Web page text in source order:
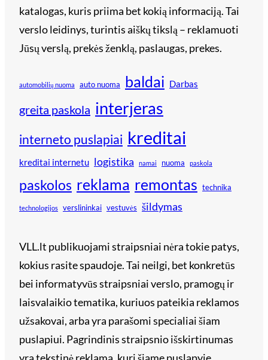
katalogas, kuris priima bet kokią informaciją. Tai
verslo leidinys, turintis aiškų tikslą – reklamuoti
Jūsų verslą, prekės ženklą, paslaugas, prekes.
automobilių nuoma auto nuoma baldai Darbas
greita paskola interjeras
interneto puslapiai kreditai
kreditai internetu logistika namai nuoma paskola
paskolos reklama remontas technika
technologijos verslininkai vestuvės šildymas
VLL.lt publikuojami straipsniai nėra tokie patys,
kokius rasite spaudoje. Tai neilgi, bet konkretūs
bei informatyvūs straipsniai verslo, pramogų ir
laisvalaikio tematika, kuriuos pateikia reklamos
užsakovai, arba yra parašomi specialiai šiam
puslapiui. Pagrindinis straipsnio išskirtinumas